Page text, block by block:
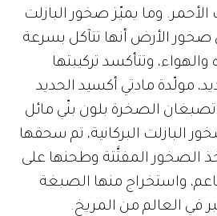
وما يميّز صخور البازلت
صخور الأرض أنها تتآكل بسرعة
والهواء، وتتأكسد تركيبتها
مولّدة مادتي أكسيد الحديد
تصبغان الصخرة بلون بنّي مائل
البازلت البركانية، تم سحقها
الصخور المفتَّتة وطحنها على
واستخراج منها الصبغة
في العالم من المريخ.